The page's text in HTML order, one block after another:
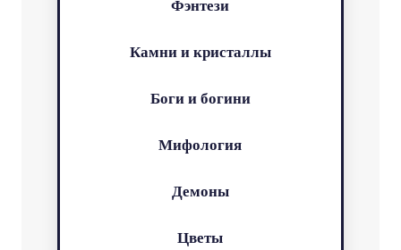
Фэнтези
Камни и кристаллы
Боги и богини
Мифология
Демоны
Цветы